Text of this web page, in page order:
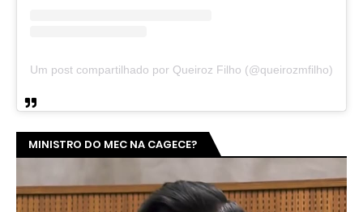
Um post compartilhado por Queiroz Filho (@queirozmfilho)
MINISTRO DO MEC NA CAGECE?